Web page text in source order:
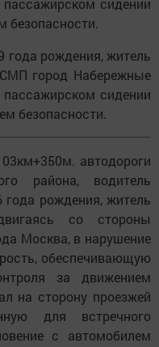
сидении
безопасности.
года рождения, житель
город Набережные
сидении
безопасности.
автодороги
района, водитель
года рождения, житель
со стороны
Москва, в нарушение
обеспечивающую
за движением
на сторону проезжей
для встречного
с автомобилем